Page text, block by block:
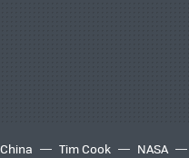
China Tim Cook NASA